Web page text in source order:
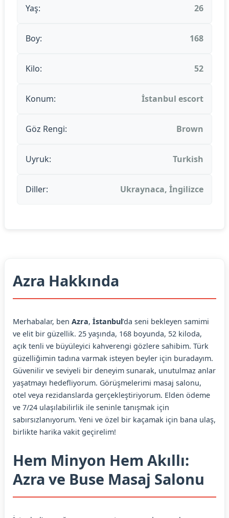
Azra Hakkında
Merhabalar, ben Azra, İstanbul’da seni bekleyen samimi
ve elit bir güzellik. 25 yaşında, 168 boyunda, 52 kiloda,
açık tenli ve büyüleyici kahverengi gözlere sahibim. Türk
güzelliğimin tadına varmak isteyen beyler için buradayım.
Güvenilir ve seviyeli bir deneyim sunarak, unutulmaz anlar
yaşatmayı hedefliyorum. Görüşmelerimi masaj salonu,
otel veya rezidanslarda gerçekleştiriyorum. Elden ödeme
ve 7/24 ulaşılabilirlik ile seninle tanışmak için
sabırsızlanıyorum. Yeni ve özel bir kaçamak için bana ulaş,
birlikte harika vakit geçirelim!
Hem Minyon Hem Akıllı:
Azra ve Buse Masaj Salonu
Yaş: 26
Boy: 168
Kilo: 52
Konum: İstanbul escort
Göz Rengi: Brown
Uyruk: Turkish
Diller: Ukraynaca, İngilizce